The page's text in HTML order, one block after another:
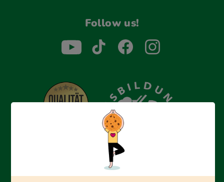
Follow us!
Erfolgreich bewerben mit Ausbildungspark: Wir
begleiten dich Schritt für Schritt bei deinem Start in den